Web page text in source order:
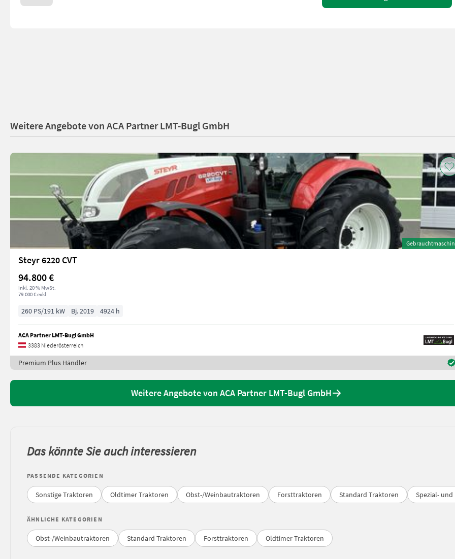
Weitere Angebote von ACA Partner LMT-Bugl GmbH
Steyr 6220 CVT
94.800 €
inkl. 20 % MwSt.
79.000 € exkl.
260 PS/191 kW Bj. 2019 4924 h
ACA Partner LMT-Bugl GmbH
3383 Niederösterreich
Premium Plus Händler
Weitere Angebote von ACA Partner LMT-Bugl GmbH
Das könnte Sie auch interessieren
PASSENDE KATEGORIEN
Sonstige Traktoren Oldtimer Traktoren Obst-/Weinbautraktoren Forsttraktoren Standard Traktoren Spezial-
ÄHNLICHE KATEGORIEN
Obst-/Weinbautraktoren Standard Traktoren Forsttraktoren Oldtimer Traktoren